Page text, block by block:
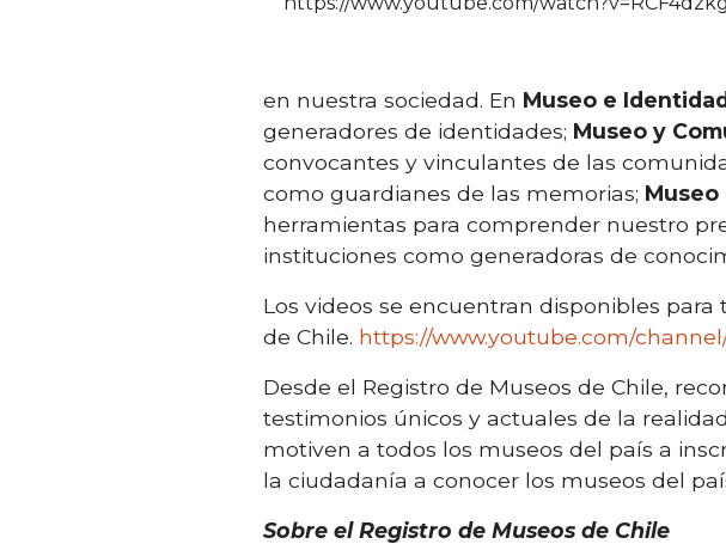
en nuestra sociedad. En Museo e Identidad
generadores de identidades; Museo y
convocantes y vinculantes de las
como guardianes de las memorias; Museo
herramientas para comprender nuestro
instituciones como generadoras de
Los videos se encuentran disponibles
de Chile. https://www.youtube.com/
Desde el Registro de Museos de Chile,
testimonios únicos y actuales de la
motiven a todos los museos del país a
la ciudadanía a conocer los museos del
Sobre el Registro de Museos de Chile